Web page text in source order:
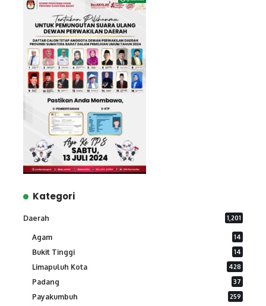
Kategori
Daerah 1,201
Agam 14
Bukit Tinggi 14
Limapuluh Kota 428
Padang 37
Payakumbuh 259